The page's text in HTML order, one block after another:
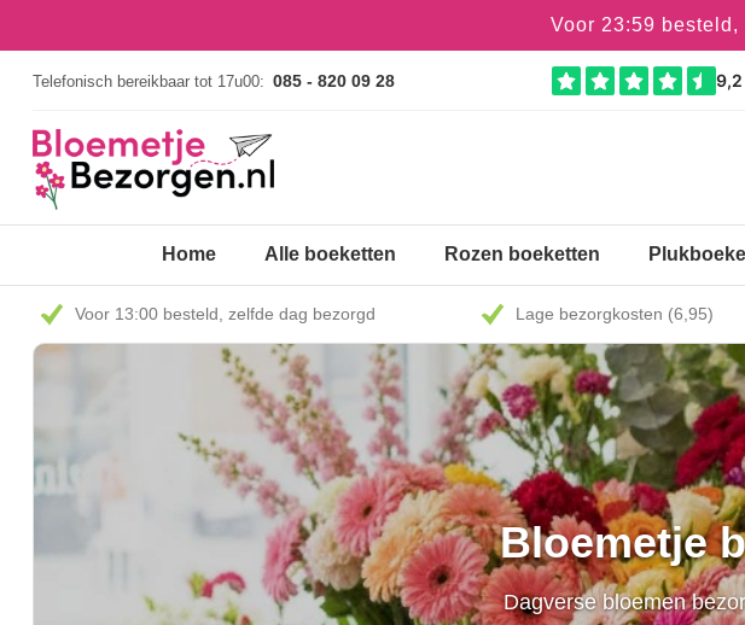
Voor 23:59
Telefonisch bereikbaar tot 17u00: 085 - 820 09 28
Home Alle boeketten Rozen boeketten
Voor 13:00 besteld, zelfde dag bezorgd Lage bezorgkosten (6,95)
Bloemetje
Dagverse bloemen